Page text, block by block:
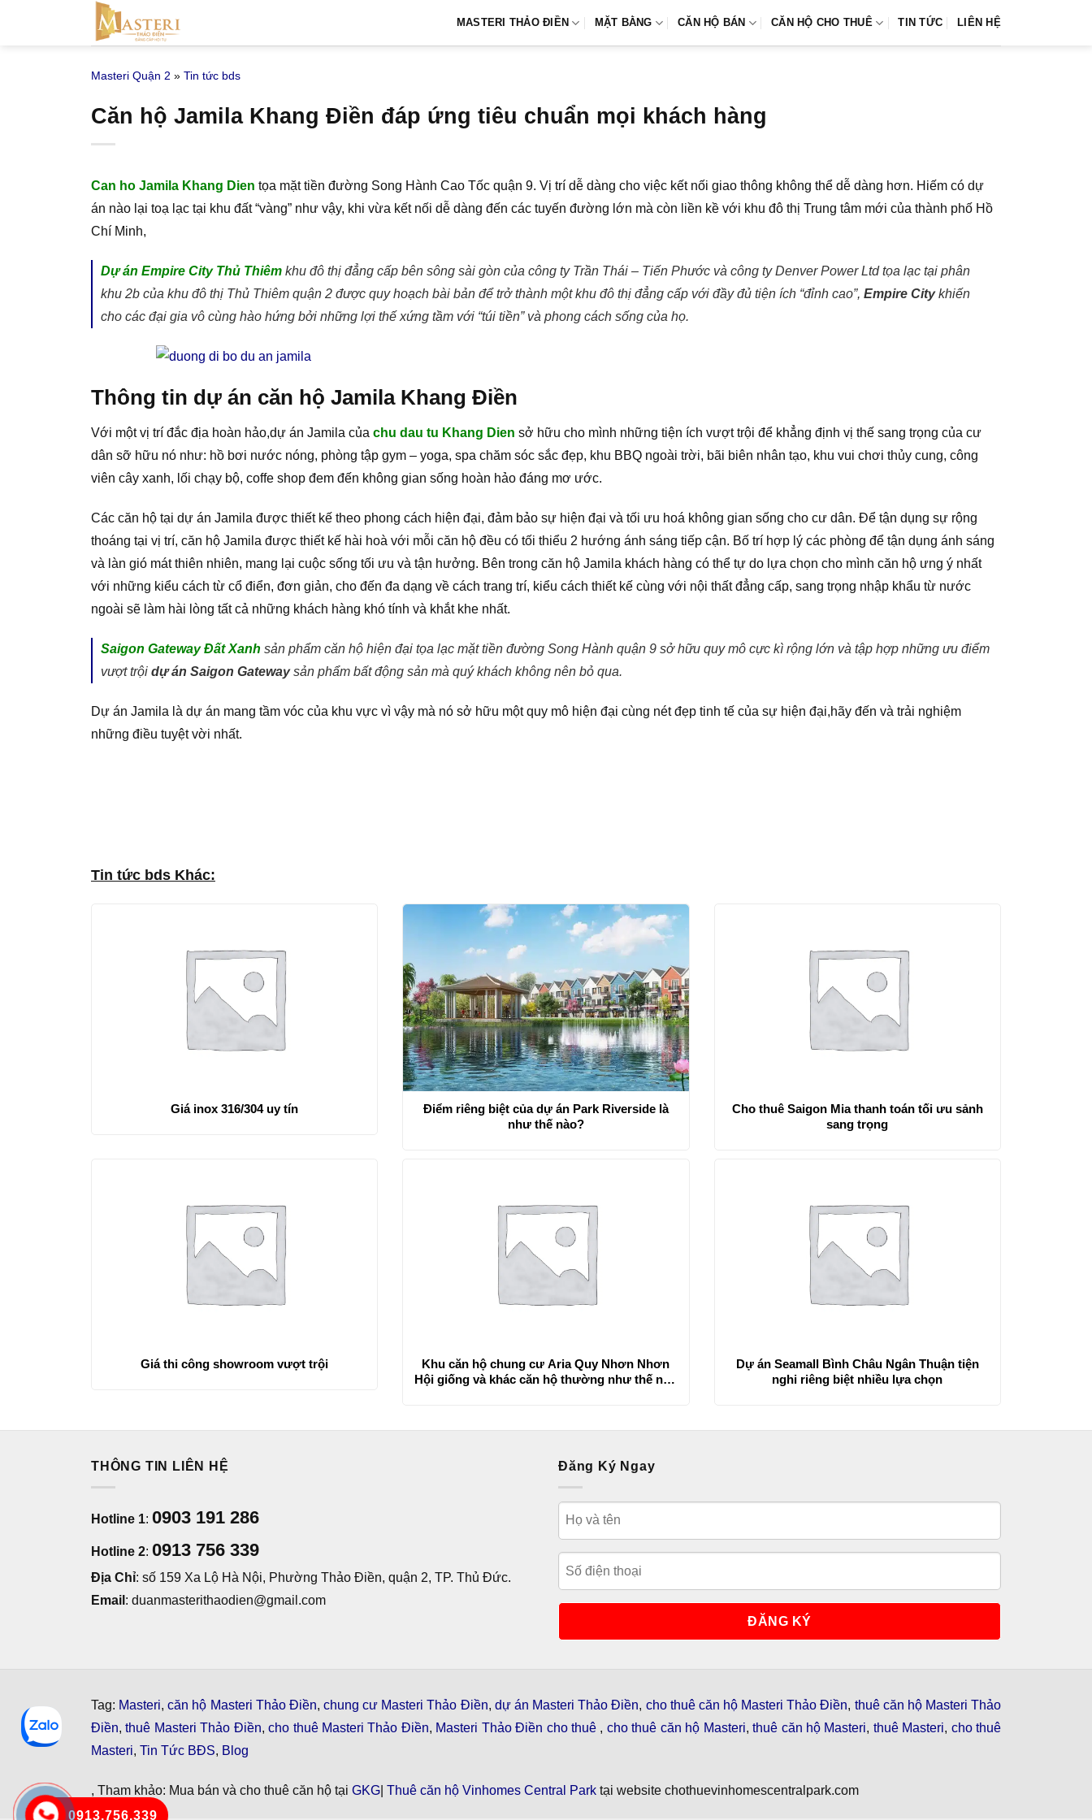
MASTERI THẢO ĐIỀN MẶT BẰNG CĂN HỘ BÁN CĂN HỘ CHO THUÊ TIN TỨC LIÊN HỆ
Masteri Quận 2 » Tin tức bds
Căn hộ Jamila Khang Điền đáp ứng tiêu chuẩn mọi khách hàng
Can ho Jamila Khang Dien tọa mặt tiền đường Song Hành Cao Tốc quận 9. Vị trí dễ dàng cho việc kết nối giao thông không thể dễ dàng hơn. Hiếm có dự
án nào lại toạ lạc tại khu đất “vàng” như vậy, khi vừa kết nối dễ dàng đến các tuyến đường lớn mà còn liền kề với khu đô thị Trung tâm mới của thành phố Hồ
Chí Minh,
Dự án Empire City Thủ Thiêm khu đô thị đẳng cấp bên sông sài gòn của công ty Trần Thái – Tiến Phước và công ty Denver Power Ltd tọa lạc tại phân
khu 2b của khu đô thị Thủ Thiêm quận 2 được quy hoạch bài bản để trở thành một khu đô thị đẳng cấp với đầy đủ tiện ích “đỉnh cao”, Empire Citykhiến
cho các đại gia vô cùng hào hứng bởi những lợi thế xứng tầm với “túi tiền” và phong cách sống của họ.
Thông tin dự án căn hộ Jamila Khang Điền
Với một vị trí đắc địa hoàn hảo,dự án Jamila của chu dau tu Khang Dien sở hữu cho mình những tiện ích vượt trội để khẳng định vị thế sang trọng của cư
dân sỡ hữu nó như: hồ bơi nước nóng, phòng tập gym – yoga, spa chăm sóc sắc đẹp, khu BBQ ngoài trời, bãi biên nhân tạo, khu vui chơi thủy cung, công
viên cây xanh, lối chạy bộ, coffe shop đem đến không gian sống hoàn hảo đáng mơ ước.
Các căn hộ tại dự án Jamila được thiết kế theo phong cách hiện đại, đảm bảo sự hiện đại và tối ưu hoá không gian sống cho cư dân. Để tận dụng sự rộng
thoáng tại vị trí, căn hộ Jamila được thiết kế hài hoà với mỗi căn hộ đều có tối thiểu 2 hướng ánh sáng tiếp cận. Bố trí hợp lý các phòng để tận dụng ánh sáng
và làn gió mát thiên nhiên, mang lại cuộc sống tối ưu và tận hưởng. Bên trong căn hộ Jamila khách hàng có thể tự do lựa chọn cho mình căn hộ ưng ý nhất
với những kiểu cách từ cổ điển, đơn giản, cho đến đa dạng về cách trang trí, kiểu cách thiết kế cùng với nội thất đẳng cấp, sang trọng nhập khẩu từ nước
ngoài sẽ làm hài lòng tất cả những khách hàng khó tính và khắt khe nhất.
Saigon Gateway Đất Xanh sản phẩm căn hộ hiện đại tọa lạc mặt tiền đường Song Hành quận 9 sở hữu quy mô cực kì rộng lớn và tập hợp những ưu điểm
vượt trội dựán Saigon Gatewaysản phẩm bất động sản mà quý khách không nên bỏ qua.
Dự án Jamila là dự án mang tầm vóc của khu vực vì vậy mà nó sở hữu một quy mô hiện đại cùng nét đẹp tinh tế của sự hiện đại,hãy đến và trải nghiệm
những điều tuyệt vời nhất.
Tin tức bds Khác:
Giá inox 316/304 uy tín
Điểm riêng biệt của dự án Park Riverside là
như thế nào?
Cho thuê Saigon Mia thanh toán tối ưu sảnh
sang trọng
Giá thi công showroom vượt trội
Khu căn hộ chung cư Aria Quy Nhơn Nhơn
Hội giống và khác căn hộ thường như thế nào
Dự án Seamall Bình Châu Ngân Thuận tiện
nghi riêng biệt nhiều lựa chọn
THÔNG TIN LIÊN HỆ
Hotline 1: 0903 191 286
Hotline 2: 0913 756 339
Địa Chỉ: số 159 Xa Lộ Hà Nội, Phường Thảo Điền, quận 2, TP. Thủ Đức.
Email : duanmasterithaodien@gmail.com
Đăng Ký Ngay
Tag: Masteri,căn hộ Masteri Thảo Điền,chung cư Masteri Thảo Điền, dự án Masteri Thảo Điền, cho thuê căn hộ Masteri Thảo Điền, thuê căn hộ Masteri Thảo
Điền,thuê Masteri Thảo Điền,cho thuê Masteri Thảo Điền, Masteri Thảo Điền cho thuê , cho thuê căn hộ Masteri,thuê căn hộ Masteri, thuê Masteri, cho thuê
Masteri, Tin Tức BĐS, Blog
, Tham khảo: Mua bán và cho thuê căn hộ tại GKG Thuê căn hộ Vinhomes Central Park tại website chothuevinhomescentralpark.com
0913.756.339